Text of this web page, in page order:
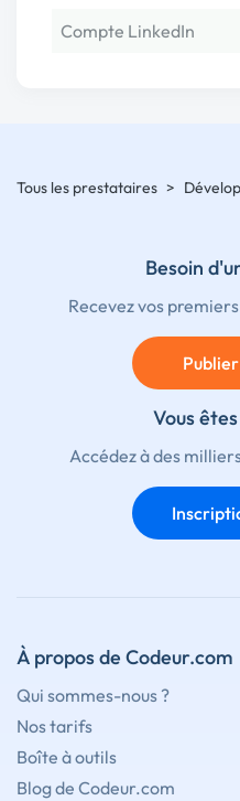
Compte LinkedIn
Tous les prestataires >
Besoin
Recevez vos
Vous
Accédez à des
À propos de Codeur.com
Qui sommes-nous ?
Nos tarifs
Boîte à outils
Blog de Codeur.com